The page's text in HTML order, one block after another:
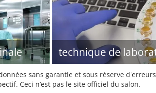
technique de
sans garantie et sous réserve
Ceci n’est pas le site officiel du salon.